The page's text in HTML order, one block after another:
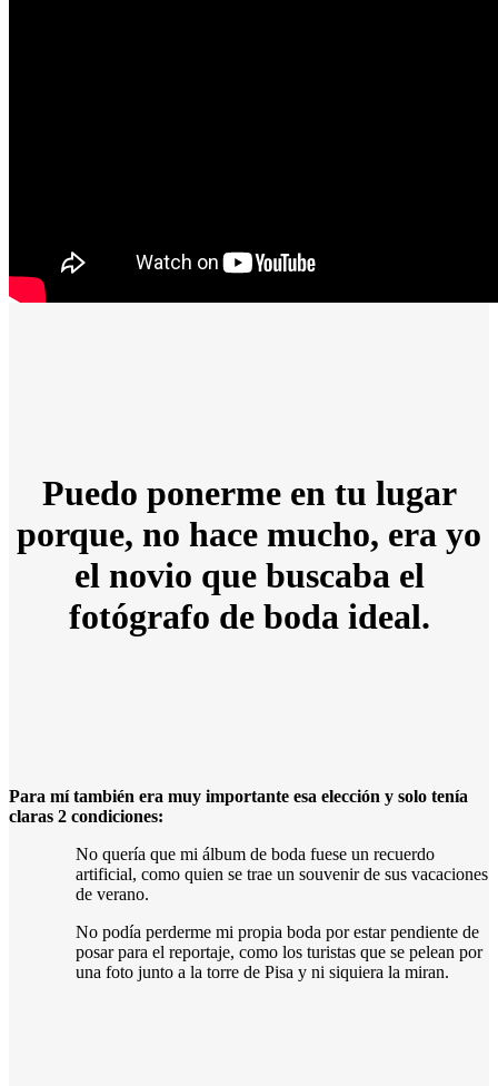
Puedo ponerme en tu lugar
porque, no hace mucho, era yo
el novio que buscaba el
fotógrafo de boda ideal.
Para mí también era muy importante esa elección y solo tenía
claras 2 condiciones:
No quería que mi álbum de boda fuese un recuerdo
artificial, como quien se trae un souvenir de sus vacaciones
de verano.
No podía perderme mi propia boda por estar pendiente de
posar para el reportaje, como los turistas que se pelean por
una foto junto a la torre de Pisa y ni siquiera la miran.